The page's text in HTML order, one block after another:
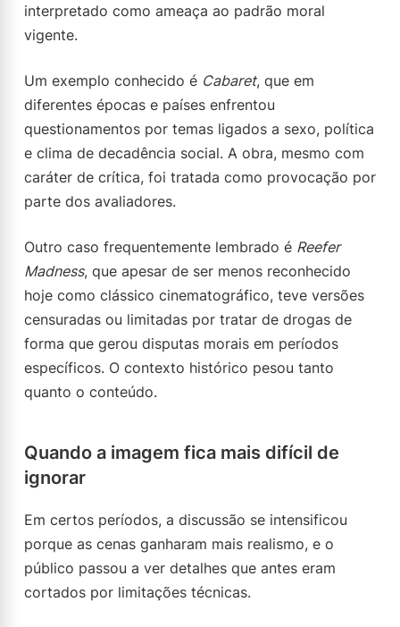
interpretado como ameaça ao padrão moral
vigente.
Um exemplo conhecido é Cabaret, que em
diferentes épocas e países enfrentou
questionamentos por temas ligados a sexo, política
e clima de decadência social. A obra, mesmo com
caráter de crítica, foi tratada como provocação por
parte dos avaliadores.
Outro caso frequentemente lembrado é Reefer
Madness, que apesar de ser menos reconhecido
hoje como clássico cinematográfico, teve versões
censuradas ou limitadas por tratar de drogas de
forma que gerou disputas morais em períodos
específicos. O contexto histórico pesou tanto
quanto o conteúdo.
Quando a imagem fica mais difícil de
ignorar
Em certos períodos, a discussão se intensificou
porque as cenas ganharam mais realismo, e o
público passou a ver detalhes que antes eram
cortados por limitações técnicas.